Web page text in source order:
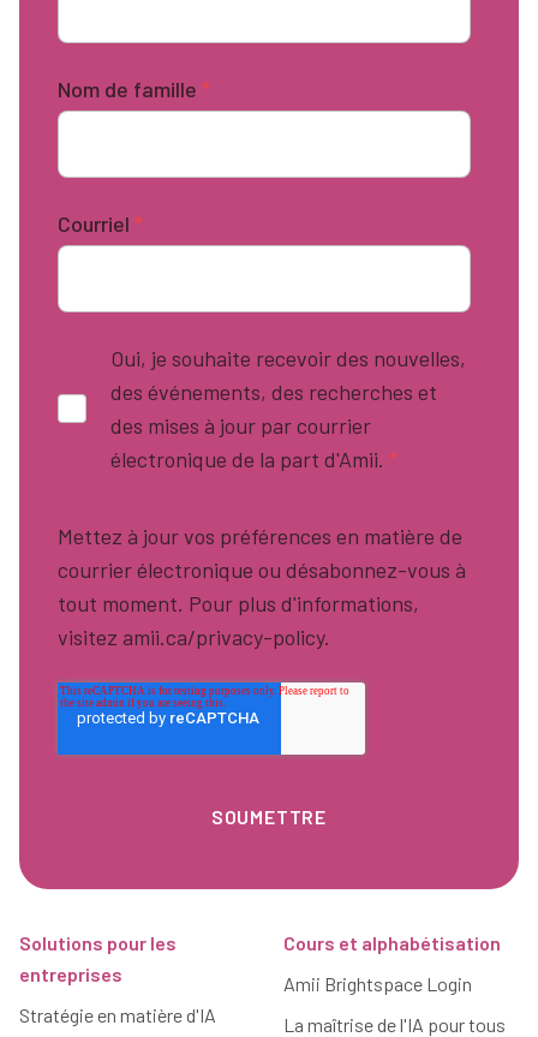
Nom de famille *
Courriel *
Oui, je souhaite recevoir des nouvelles,
des événements, des recherches et
des mises à jour par courrier
électronique de la part d'Amii. *
Mettez à jour vos préférences en matière de
courrier électronique ou désabonnez-vous à
tout moment. Pour plus d'informations,
visitez amii.ca/privacy-policy.
Solutions pour les
entreprises
Stratégie en matière d'IA
Cours et alphabétisation
Amii Brightspace Login
La maîtrise de l'IA pour tous